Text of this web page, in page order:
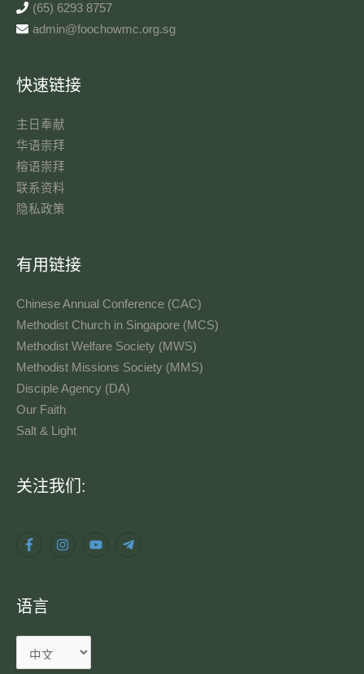
(65) 6293 8757
admin@foochowmc.org.sg
快速链接
主日奉献​
华语崇拜
榕语崇拜
联系资料​
隐私政策
有用链接
Chinese Annual Conference (CAC)
Methodist Church in Singapore (MCS)
Methodist Welfare Society (MWS)
Methodist Missions Society (MMS)
Disciple Agency (DA)
Our Faith
Salt & Light
关注我们:
语言
语